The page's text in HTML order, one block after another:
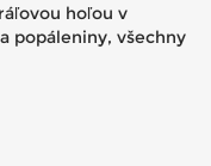
hoľou v
popáleniny, všechny